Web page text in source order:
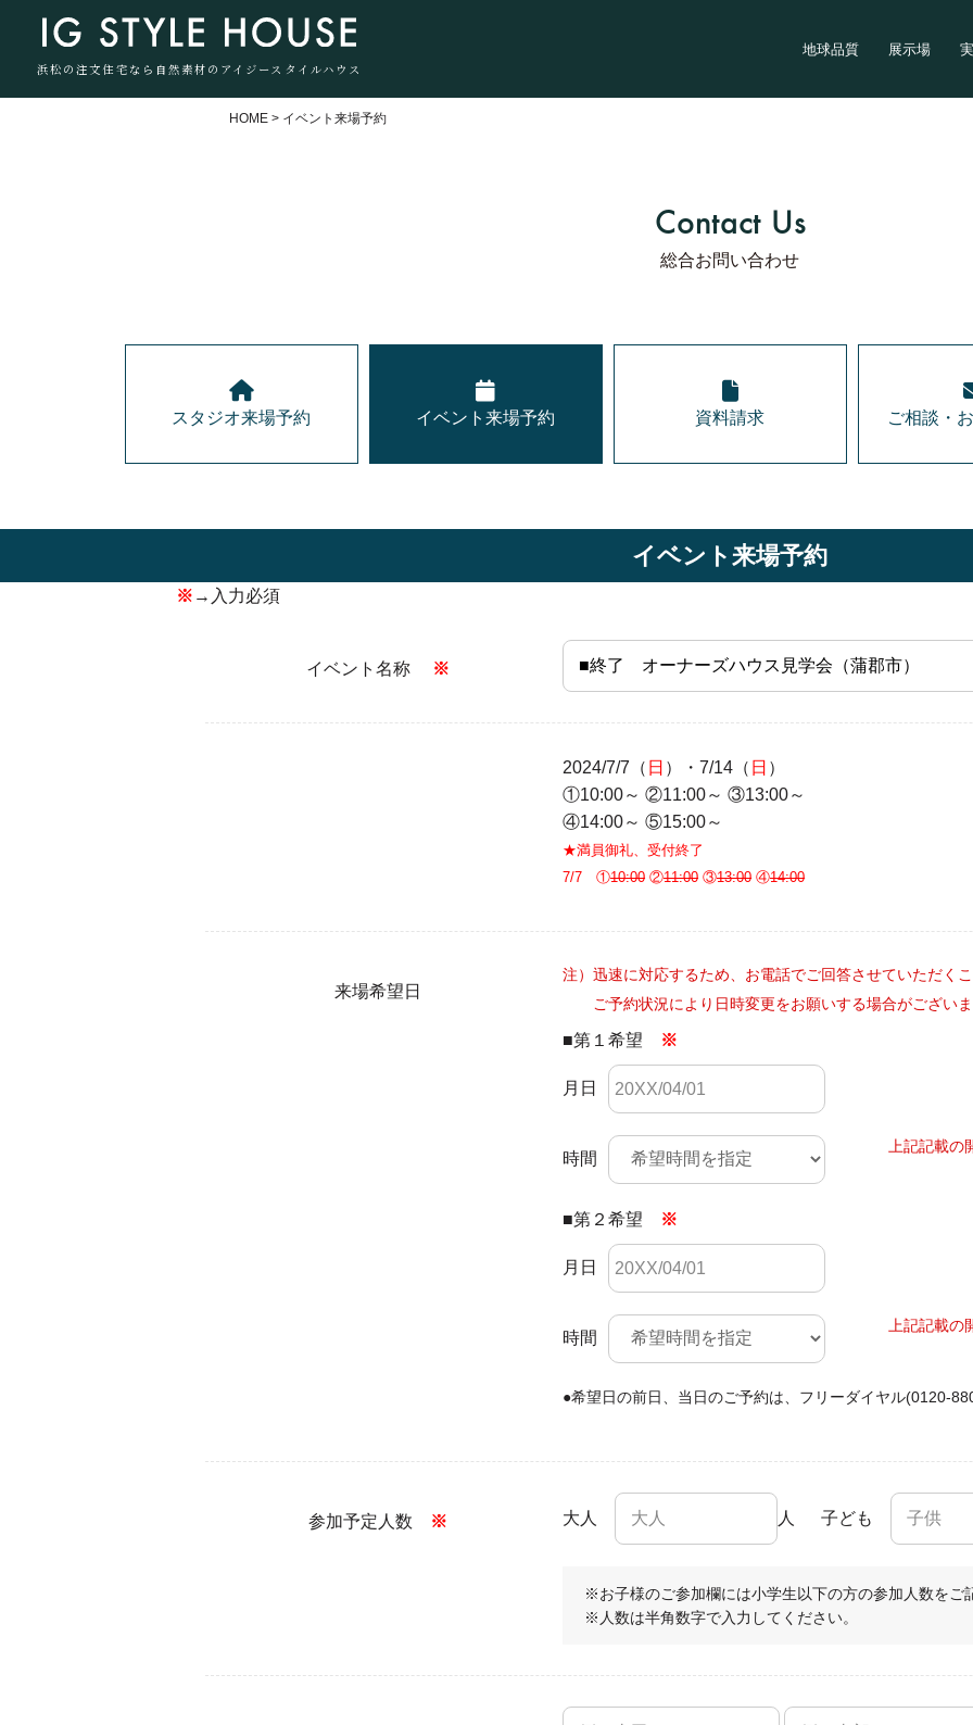
浜松の注文住宅なら自然素材のアイジースタイルハウス
地球品質 展示場
HOME > イベント来場予約
Contact Us
総合お問い合わせ
スタジオ来場予約 イベント来場予約 資料請求 ご相談・
イベント来場予約
※ →入力必須
イベント名称 ※
2024/7/7（ 日 ）・7/14（ 日 ）
①10:00～ ②11:00～ ③13:00～
④14:00～ ⑤15:00～
★満員御礼、受付終了
7/7 ①10:00 ②11:00 ③13:00 ④14:00
来場希望日
注）迅速に対応するため、お電話でご回答させていただく
ご予約状況により日時変更をお願いする場合がござい
■第１希望 ※
月日
時間
上記記載
■第２希望 ※
月日
時間
上記記載
●希望日の前日、当日のご予約は、 フリーダイヤル(0120-
参加予定人数 ※ 大人 人 子ども
※お子様のご参加欄には小学生以下の方の参加人数をご
※人数は半角数字で入力してください。